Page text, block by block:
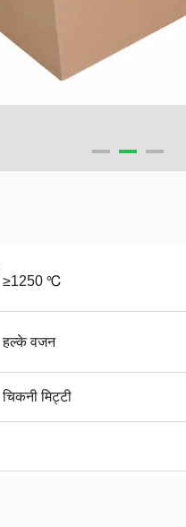
≥1250 ℃
हल्के वजन
चिकनी मिट्टी